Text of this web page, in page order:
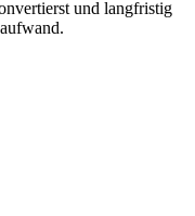
und langfristig